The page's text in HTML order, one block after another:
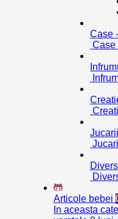
Case
Case
Articole bebei
In aceasta